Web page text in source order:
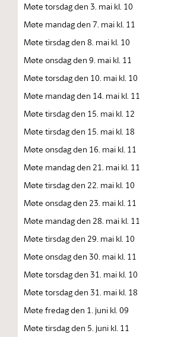
Møte torsdag den 3. mai kl. 10
Møte mandag den 7. mai kl. 11
Møte tirsdag den 8. mai kl. 10
Møte onsdag den 9. mai kl. 11
Møte torsdag den 10. mai kl. 10
Møte mandag den 14. mai kl. 11
Møte tirsdag den 15. mai kl. 12
Møte tirsdag den 15. mai kl. 18
Møte onsdag den 16. mai kl. 11
Møte mandag den 21. mai kl. 11
Møte tirsdag den 22. mai kl. 10
Møte onsdag den 23. mai kl. 11
Møte mandag den 28. mai kl. 11
Møte tirsdag den 29. mai kl. 10
Møte onsdag den 30. mai kl. 11
Møte torsdag den 31. mai kl. 10
Møte torsdag den 31. mai kl. 18
Møte fredag den 1. juni kl. 09
Møte tirsdag den 5. juni kl. 11